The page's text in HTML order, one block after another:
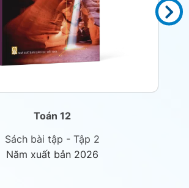
Toán 12
Sách bài tập - Tập 2
Năm xuất bản 2026